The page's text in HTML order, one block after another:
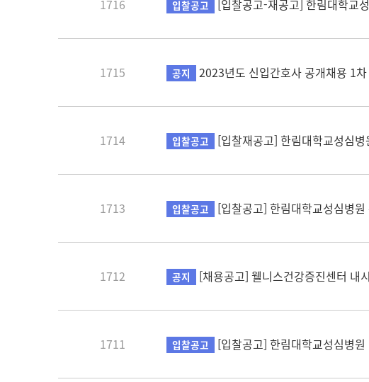
1716 입찰공고 [입찰공고-재공고] 한림대학교
1715 공지 2023년도 신입간호사 공개채용 1
1714 입찰공고 [입찰재공고] 한림대학교성심
1713 입찰공고 [입찰공고] 한림대학교성심병
1712 공지 [채용공고] 웰니스건강증진센터 내
1711 입찰공고 [입찰공고] 한림대학교성심병